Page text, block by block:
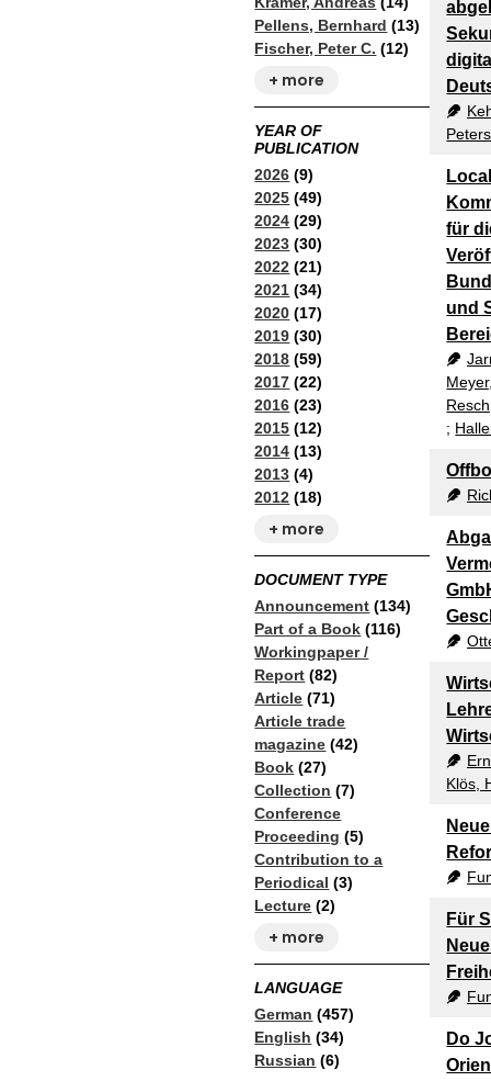
Pellens, Bernhard (13)
Fischer, Peter C. (12)
+ more
YEAR OF
PUBLICATION
2026 (9)
2025 (49)
2024 (29)
2023 (30)
2022 (21)
2021 (34)
2020 (17)
2019 (30)
2018 (59)
2017 (22)
2016 (23)
2015 (12)
2014 (13)
2013 (4)
2012 (18)
+ more
DOCUMENT TYPE
Announcement (134)
Part of a Book (116)
Workingpaper /
Report (82)
Article (71)
Article trade
magazine (42)
Book (27)
Collection (7)
Conference
Proceeding (5)
Contribution to a
Periodical (3)
Lecture (2)
+ more
LANGUAGE
German (457)
English (34)
Russian (6)
für
und
;
Klös,
Für
Do